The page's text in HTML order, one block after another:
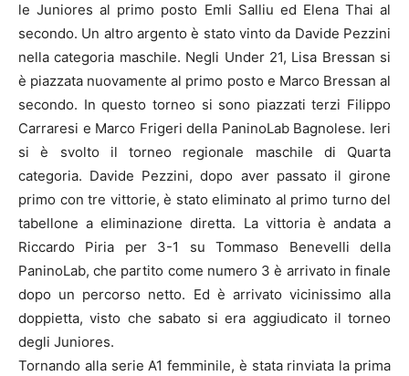
le Juniores al primo posto Emli Salliu ed Elena Thai al
secondo. Un altro argento è stato vinto da Davide Pezzini
nella categoria maschile. Negli Under 21, Lisa Bressan si
è piazzata nuovamente al primo posto e Marco Bressan al
secondo. In questo torneo si sono piazzati terzi Filippo
Carraresi e Marco Frigeri della PaninoLab Bagnolese. Ieri
si è svolto il torneo regionale maschile di Quarta
categoria. Davide Pezzini, dopo aver passato il girone
primo con tre vittorie, è stato eliminato al primo turno del
tabellone a eliminazione diretta. La vittoria è andata a
Riccardo Piria per 3-1 su Tommaso Benevelli della
PaninoLab, che partito come numero 3 è arrivato in finale
dopo un percorso netto. Ed è arrivato vicinissimo alla
doppietta, visto che sabato si era aggiudicato il torneo
degli Juniores.
Tornando alla serie A1 femminile, è stata rinviata la prima